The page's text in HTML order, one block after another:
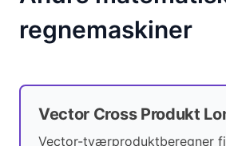
regnemaskiner
Vector Cross Produkt
Vector-tværproduktberegner